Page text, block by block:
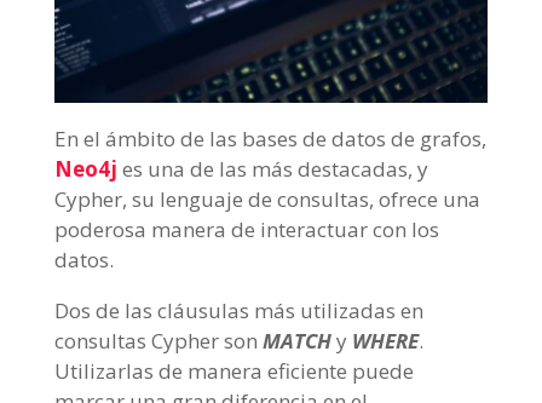
En el ámbito de las bases de datos de grafos,
Neo4j es una de las más destacadas, y
Cypher, su lenguaje de consultas, ofrece una
poderosa manera de interactuar con los
datos.
Dos de las cláusulas más utilizadas en
consultas Cypher son MATCHy WHERE.
Utilizarlas de manera eficiente puede